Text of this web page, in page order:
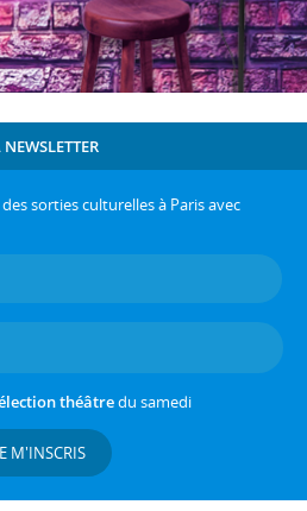
NEWSLETTER
sorties culturelles à Paris avec
théâtredu samedi
M'INSCRIS